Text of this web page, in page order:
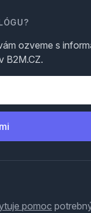
ozveme s
B2M.CZ.
pomoc